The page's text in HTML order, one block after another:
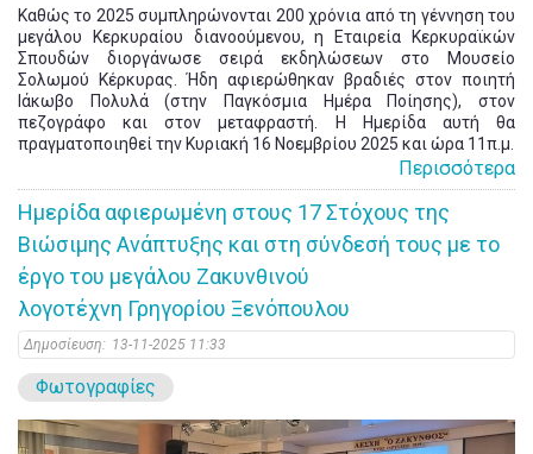
Καθώς το 2025 συμπληρώνονται 200 χρόνια από τη γέννηση του
μεγάλου Κερκυραίου διανοούμενου, η Εταιρεία Κερκυραϊκών
Σπουδών διοργάνωσε σειρά εκδηλώσεων στο Μουσείο
Σολωμού Κέρκυρας. Ήδη αφιερώθηκαν βραδιές στον ποιητή
Ιάκωβο Πολυλά (στην Παγκόσμια Ημέρα Ποίησης), στον
πεζογράφο και στον μεταφραστή. Η Ημερίδα αυτή θα
πραγματοποιηθεί την Κυριακή 16 Νοεμβρίου 2025 και ώρα 11π.μ.
Περισσότερα
Ημερίδα αφιερωμένη στους 17 Στόχους της
Βιώσιμης Ανάπτυξης και στη σύνδεσή τους με το
έργο του μεγάλου Ζακυνθινού
λογοτέχνη Γρηγορίου Ξενόπουλου
Δημοσίευση: 13-11-2025 11:33
Φωτογραφίες